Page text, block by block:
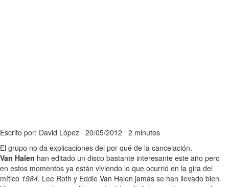
Escrito por: David López 20/05/2012 2 minutos
El grupo no da explicaciones del por qué de la cancelación.
Van Halen han editado un disco bastante interesante este año pero
en estos momentos ya están viviendo lo que ocurrió en la gira del
mítico 1984. Lee Roth y Eddie Van Halen jamás se han llevado bien.